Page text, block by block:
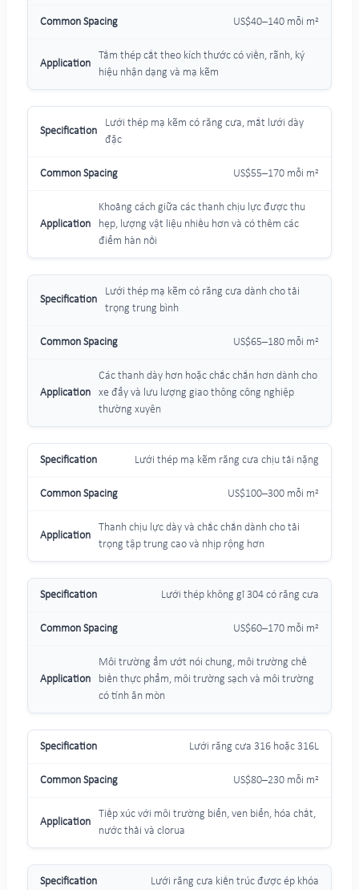
US$40–140 mỗi m²
Tấm thép cắt theo kích thước có viền, rãnh, ký
hiệu nhận dạng và mạ kẽm
Lưới thép mạ kẽm có răng cưa, mắt lưới dày
đặc
US$55–170 mỗi m²
Khoảng cách giữa các thanh chịu lực được thu
hẹp, lượng vật liệu nhiều hơn và có thêm các
điểm hàn nối
Lưới thép mạ kẽm có răng cưa dành cho tải
trọng trung bình
US$65–180 mỗi m²
Các thanh dày hơn hoặc chắc chắn hơn dành cho
xe đẩy và lưu lượng giao thông công nghiệp
thường xuyên
Lưới thép mạ kẽm răng cưa chịu tải nặng
US$100–300 mỗi m²
Thanh chịu lực dày và chắc chắn dành cho tải
trọng tập trung cao và nhịp rộng hơn
Lưới thép không gỉ 304 có răng cưa
US$60–170 mỗi m²
Môi trường ẩm ướt nói chung, môi trường chế
biến thực phẩm, môi trường sạch và môi trường
có tính ăn mòn
Lưới răng cưa 316 hoặc 316L
US$80–230 mỗi m²
Tiếp xúc với môi trường biển, ven biển, hóa chất,
nước thải và clorua
Lưới răng cưa kiến trúc được ép khóa